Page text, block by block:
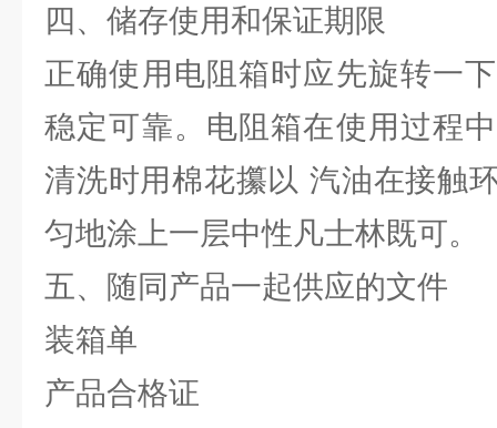
四、储存使用和保证期限
正确使用电阻箱时应先旋转一
稳定可靠。电阻箱在使用过程
清洗时用棉花攥以 汽油在接触
匀地涂上一层中性凡士林既可。
五、随同产品一起供应的文件
装箱单
产品合格证